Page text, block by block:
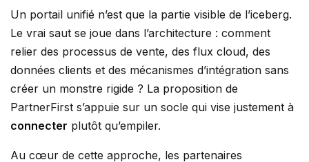
Un portail unifié n’est que la partie visible de l’iceberg.
Le vrai saut se joue dans l’architecture : comment
relier des processus de vente, des flux cloud, des
données clients et des mécanismes d’intégration sans
créer un monstre rigide ? La proposition de
PartnerFirst s’appuie sur un socle qui vise justement à
connecter plutôt qu’empiler.
Au cœur de cette approche, les partenaires